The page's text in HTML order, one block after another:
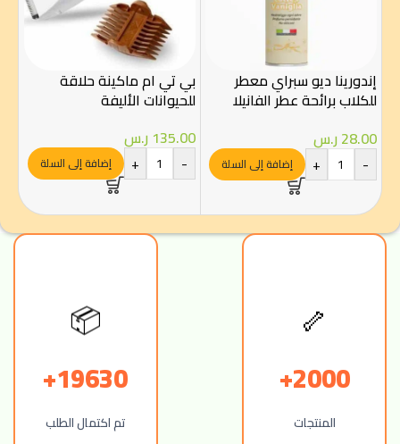
إندورينا ديو سبراي معطر
للكلاب برائحة عطر الفانيلا
28.00ر.س
-
+ إضافة إلى السلة
بي تي ام ماكينة حلاقة
للحيوانات الأليفة
135.00 ر.س
-
+ إضافة إلى السلة
🦴
2000+
المنتجات
📦
19630+
تم اكتمال الطلب